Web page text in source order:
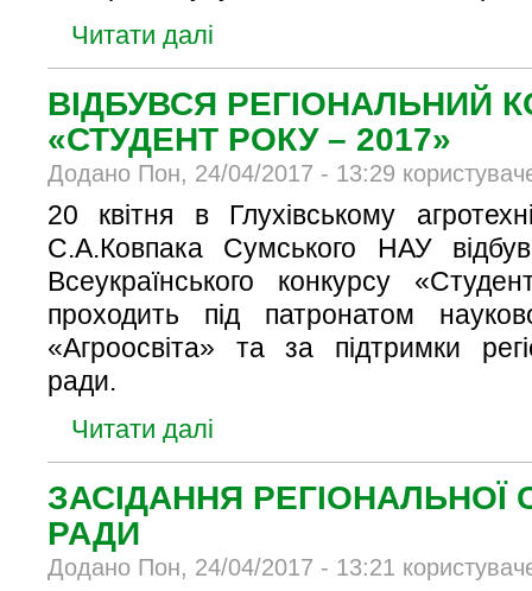
Читати далі
ВІДБУВСЯ РЕГІОНАЛЬНИЙ
«СТУДЕНТ РОКУ – 2017»
Додано Пон, 24/04/2017 - 13:29
20 квітня в Глухівському
С.А.Ковпака Сумського НАУ
Всеукраїнського конкурсу
проходить під патронатом
«Агроосвіта» та за підтримки
ради.
Читати далі
ЗАСІДАННЯ РЕГІОНАЛЬНОЇ
РАДИ
Додано Пон, 24/04/2017 - 13:21